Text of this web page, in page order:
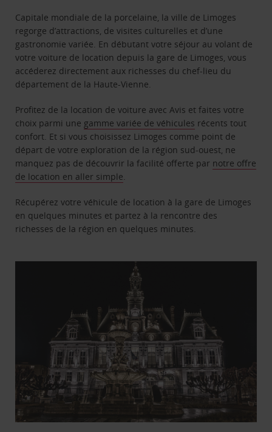
Capitale mondiale de la porcelaine, la ville de Limoges
regorge d’attractions, de visites culturelles et d’une
gastronomie variée. En débutant votre séjour au volant de
votre voiture de location depuis la gare de Limoges, vous
accéderez directement aux richesses du chef-lieu du
département de la Haute-Vienne.
Profitez de la location de voiture avec Avis et faites votre
choix parmi une gamme variée de véhicules récents tout
confort. Et si vous choisissez Limoges comme point de
départ de votre exploration de la région sud-ouest, ne
manquez pas de découvrir la facilité offerte par notre offre
de location en aller simple
Récupérez votre véhicule de location à la gare de Limoges
en quelques minutes et partez à la rencontre des
richesses de la région en quelques minutes.